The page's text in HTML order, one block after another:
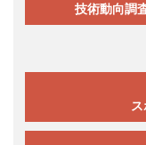
技術動向調